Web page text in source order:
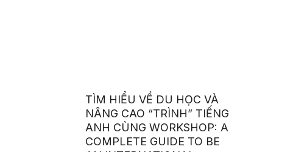
TÌM HIỂU VỀ DU HỌC VÀ
NÂNG CAO “TRÌNH” TIẾNG
ANH CÙNG WORKSHOP: A
COMPLETE GUIDE TO BE